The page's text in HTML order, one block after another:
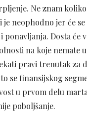
Ne znam
je neophodno jer će
ponavljanja. Dosta će
na koje nemate
pravi trenutak za
se finansijskog
u prvom delu
poboljšanje.